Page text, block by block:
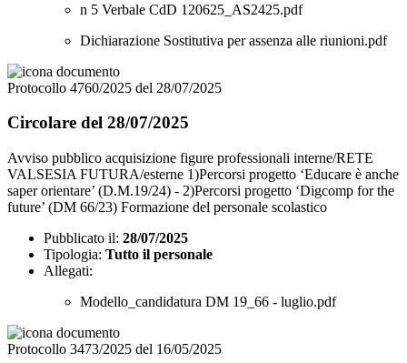
n 5 Verbale CdD 120625_AS2425.pdf
Dichiarazione Sostitutiva per assenza alle riunioni.pdf
Protocollo 4760/2025 del 28/07/2025
Circolare del 28/07/2025
Avviso pubblico acquisizione figure professionali interne/RETE
VALSESIA FUTURA/esterne 1)Percorsi progetto ‘Educare è anche
saper orientare’ (D.M.19/24) - 2)Percorsi progetto ‘Digcomp for the
future’ (DM 66/23) Formazione del personale scolastico
Pubblicato il: 28/07/2025
Tipologia: Tutto il personale
Allegati:
Modello_candidatura DM 19_66 - luglio.pdf
Protocollo 3473/2025 del 16/05/2025